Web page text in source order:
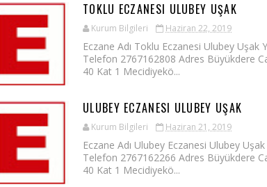
TOKLU ECZANESI ULUBEY UŞAK
Kurum Bilgileri Haziran 22, 2019
Eczane Adı Toklu Eczanesi Ulubey Uşak
Telefon 2767162808 Adres Büyükdere
40 Kat 1 Mecidiyekö...
ULUBEY ECZANESI ULUBEY UŞAK
Kurum Bilgileri Haziran 21, 2019
Eczane Adı Ulubey Eczanesi Ulubey
Telefon 2767162266 Adres Büyükdere
40 Kat 1 Mecidiyekö...